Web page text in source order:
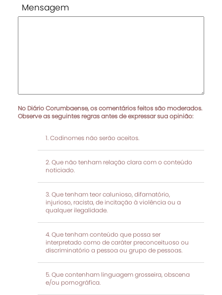
Mensagem
No Diário Corumbaense, os comentários feitos são moderados.
Observe as seguintes regras antes de expressar sua opinião:
Codinomes não serão aceitos.
Que não tenham relação clara com o conteúdo
noticiado.
Que tenham teor calunioso, difamatório,
injurioso, racista, de incitação à violência ou a
qualquer ilegalidade.
Que tenham conteúdo que possa ser
interpretado como de caráter preconceituoso ou
discriminatório a pessoa ou grupo de pessoas.
Que contenham linguagem grosseira, obscena
e/ou pornográfica.